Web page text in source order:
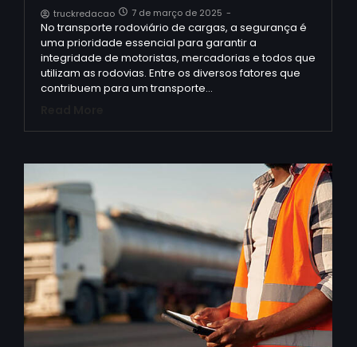
truckredacao 7 de março de 2025 -
No transporte rodoviário de cargas, a segurança é
uma prioridade essencial para garantir a
integridade de motoristas, mercadorias e todos que
utilizam as rodovias. Entre os diversos fatores que
contribuem para um transporte…